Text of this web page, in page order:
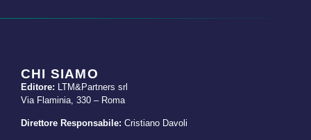
CHI SIAMO
Editore: LTM&Partners srl
Via Flaminia, 330 – Roma
Direttore Responsabile: Cristiano Davoli